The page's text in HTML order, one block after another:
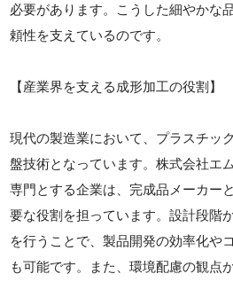
必要があります。こうした細やかな
頼性を支えているのです。
【産業界を支える成形加工の役割】
現代の製造業において、プラスチッ
盤技術となっています。株式会社エ
専門とする企業は、完成品メーカー
要な役割を担っています。設計段階
を行うことで、製品開発の効率化や
も可能です。また、環境配慮の観点